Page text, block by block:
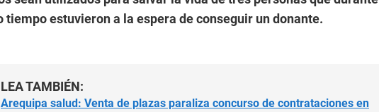
tiempo estuvieron a la espera de conseguir un donante.
LEA TAMBIÉN:
Arequipa salud: Venta de plazas paraliza concurso de contrataciones en